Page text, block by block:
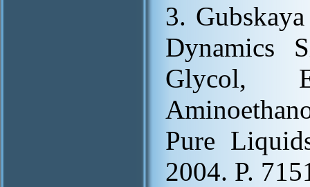
3.
Dynamics
Glycol,
Pure
2004. P.